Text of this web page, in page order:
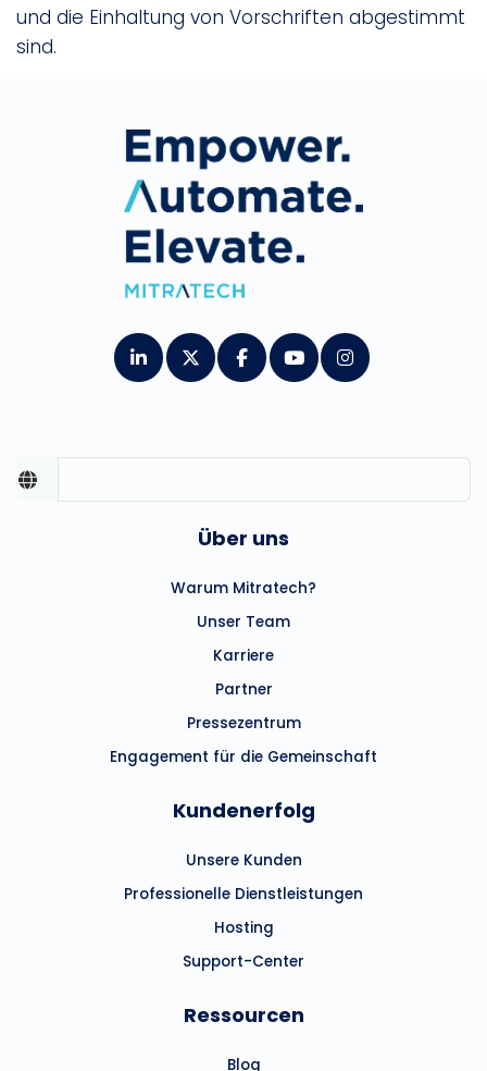
und die Einhaltung von Vorschriften abgestimmt
sind.
Über uns
Warum Mitratech?
Unser Team
Karriere
Partner
Pressezentrum
Engagement für die Gemeinschaft
Kundenerfolg
Unsere Kunden
Professionelle Dienstleistungen
Hosting
Support-Center
Ressourcen
Blog